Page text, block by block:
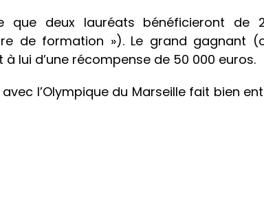
que deux lauréats bénéficieront de
de formation »). Le grand gagnant
lui d’une récompense de 50 000 euros.
l’Olympique du Marseille fait bien